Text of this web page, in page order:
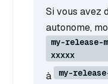
Si vous avez
autonome,
my-release-
xxxxx
à my-